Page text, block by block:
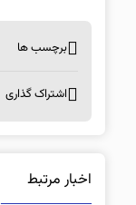
برچسب ها
اشتراک گذاری
اخبار مرتبط